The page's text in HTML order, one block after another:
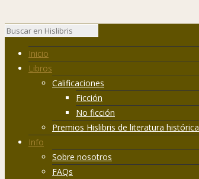
Inicio
Libros
Calificaciones
Ficción
No ficción
Premios Hislibris de literatura histórica
Info
Sobre nosotros
FAQs